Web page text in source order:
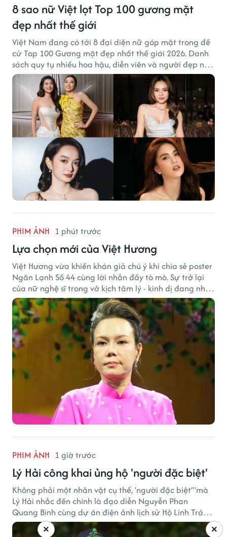
8 sao nữ Việt lọt Top 100 gương mặt
đẹp nhất thế giới
Việt Nam đang có tới 8 đại diện nữ góp mặt trong đề
cử Top 100 Gương mặt đẹp nhất thế giới 2026. Danh
sách quy tụ nhiều hoa hậu, diễn viên và người đẹp nổi
tiếng của showbiz Việt.
PHIM ẢNH 1 phút trước
Lựa chọn mới của Việt Hương
Việt Hương vừa khiến khán giả chú ý khi chia sẻ poster
Ngăn Lạnh Số 44 cùng lời nhắn đầy tò mò. Sự trở lại
của nữ nghệ sĩ trong vở kịch tâm lý - kinh dị đang nhận
được nhiều quan tâm từ công chúng.
PHIM ẢNH 1 giờ trước
Lý Hải công khai ủng hộ 'người đặc biệt'
Không phải một nhân vật cụ thể, 'người đặc biệt”'mà
Lý Hải nhắc đến chính là đạo diễn Nguyễn Phan
Quang Bình cùng dự án điện ảnh lịch sử Hộ Linh Tráng
Sĩ: Bí Ẩn Mộ Vua Đinh.
×
×